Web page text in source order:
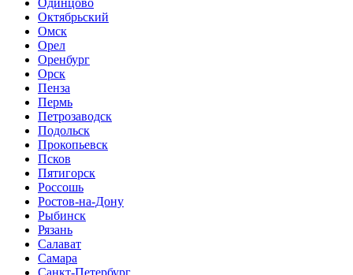
Октябрьский
Омск
Орел
Оренбург
Орск
Пенза
Пермь
Петрозаводск
Подольск
Прокопьевск
Псков
Пятигорск
Россошь
Ростов-на-Дону
Рыбинск
Рязань
Салават
Самара
Санкт-Петербург